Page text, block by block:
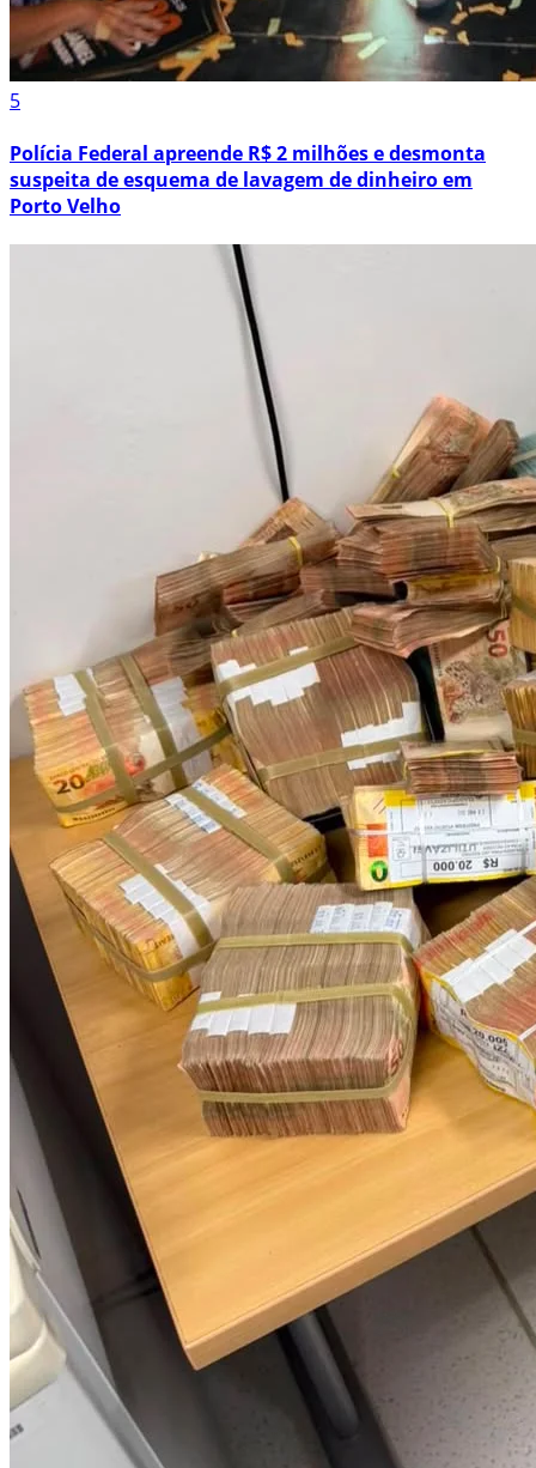
5
Polícia Federal apreende R$ 2 milhões e desmonta
suspeita de esquema de lavagem de dinheiro em
Porto Velho